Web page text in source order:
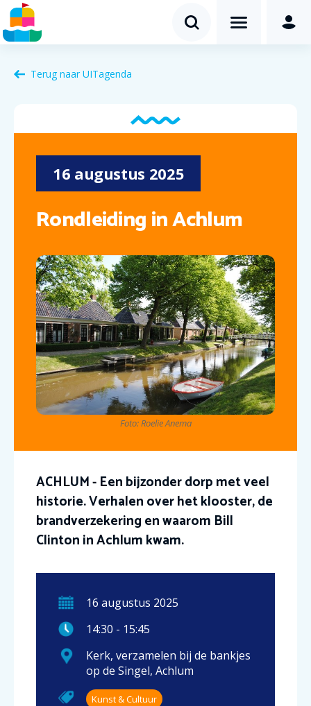
Terug naar UITagenda
16 augustus 2025
Rondleiding in Achlum
Foto: Roelie Anema
ACHLUM - Een bijzonder dorp met veel
historie. Verhalen over het klooster, de
brandverzekering en waarom Bill
Clinton in Achlum kwam.
16 augustus 2025
14:30 - 15:45
Kerk, verzamelen bij de bankjes
op de Singel, Achlum
Kunst & Cultuur